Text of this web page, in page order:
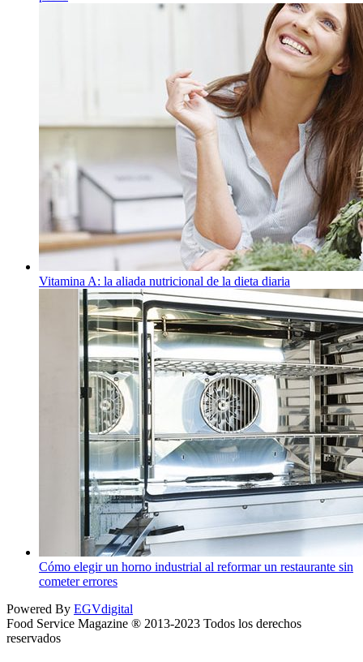
Vitamina A: la aliada nutricional de la dieta diaria
Cómo elegir un horno industrial al reformar un restaurante sin
cometer errores
Powered By EGVdigital
Food Service Magazine ® 2013-2023 Todos los derechos
reservados